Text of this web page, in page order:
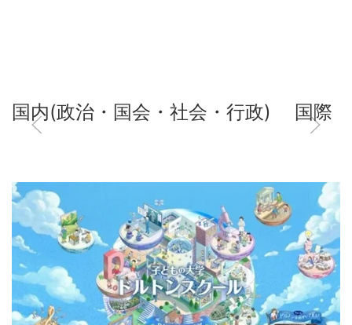
国内(政治・国会・社会・行政) 国際